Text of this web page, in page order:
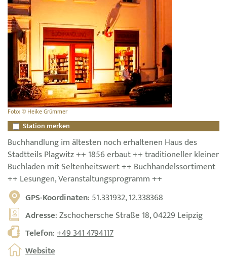
Foto: © Heike Grümmer
Station merken
Buchhandlung im ältesten noch erhaltenen Haus des
Stadtteils Plagwitz ++ 1856 erbaut ++ traditioneller kleiner
Buchladen mit Seltenheitswert ++ Buchhandelssortiment
++ Lesungen, Veranstaltungsprogramm ++
GPS-Koordinaten: 51.331932, 12.338368
Adresse: Zschochersche Straße 18, 04229 Leipzig
Telefon:+49 341 4794117
Website